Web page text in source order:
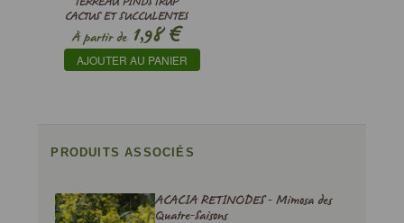
CACTUS ET SUCCULENTES
À partir de1,98€
AJOUTER AU PANIER
PRODUITS ASSOCIÉS
ACACIA RETINODES - Mimosa des
Quatre-Saisons